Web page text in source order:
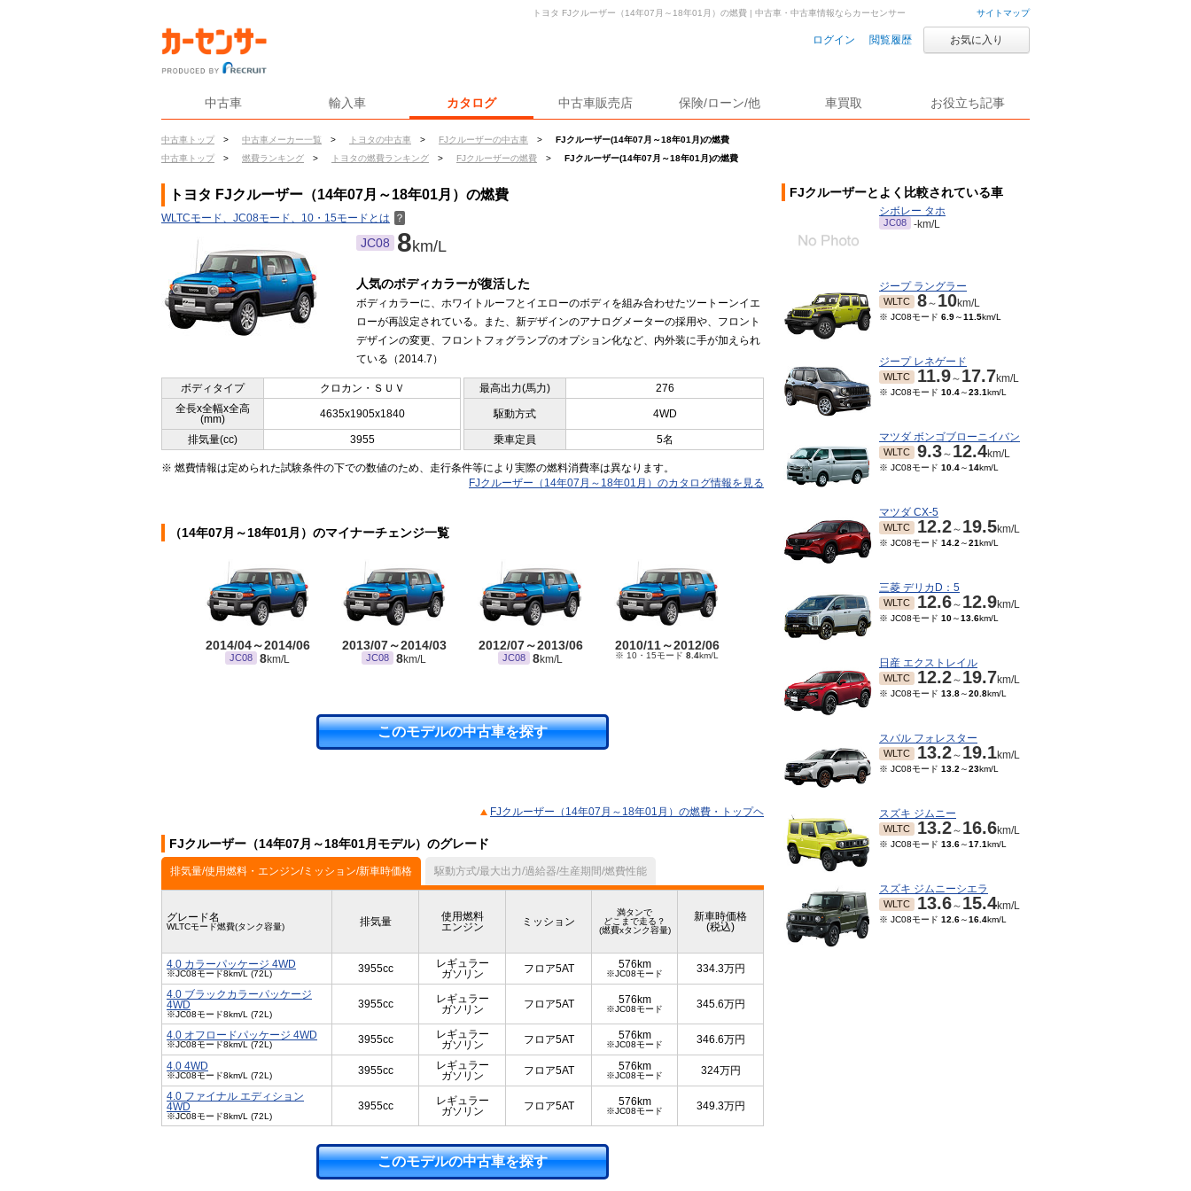
サイトマップ
ログイン 閲覧履歴 お気に入り
中古車 輸入車 カタログ 中古車販売店 保険/ローン/他 車買取 お役立ち記事
中古車トップ > 中古車メーカー一覧 > トヨタの中古車 > FJクルーザーの中古車 >
FJクルーザー(14年07月～18年01月)の燃費
中古車トップ
> 燃費ランキング > トヨタの燃費ランキング > FJクルーザーの燃費 > FJクルーザー(14年07月～18年01月)の燃費
トヨタ FJクルーザー（14年07月～18年01月）の燃費 | 中古車・中古車情報ならカーセンサー
トヨタ FJクルーザー（14年07月～18年01月）の燃費
WLTCモード、JC08モード、10・15モードとは ？
JC08 8km/L
人気のボディカラーが復活した
ボディカラーに、ホワイトルーフとイエローのボディを組み合わせたツートーンイエ
ローが再設定されている。また、新デザインのアナログメーターの採用や、フロント
デザインの変更、フロントフォグランプのオプション化など、内外装に手が加えられ
ている（2014.7）
ボディタイプ クロカン・ＳＵＶ 最高出力(馬力)
276
全長x全幅x全高
(mm)
4635x1905x1840 駆動方式 4WD
排気量(cc) 3955 乗車定員 5名
※ 燃費情報は定められた試験条件の下での数値のため、走行条件等により実際の燃料消費率は異なります。
FJクルーザー（14年07月～18年01月）のカタログ情報を見る
（14年07月～18年01月）のマイナーチェンジ一覧
2014/04～2014/06
JC08 8km/L
2013/07～2014/03
JC08 8km/L
2012/07～2013/06
JC08 8km/L
2010/11～2012/06
※ 10・15モード 8.4km/L
このモデルの中古車を探す
FJクルーザー（14年07月～18年01月）の燃費・トップヘ
FJクルーザー（14年07月～18年01月モデル）のグレード
排気量/使用燃料・エンジン/ミッション/新車時価格 駆動方式/最大出力/過給器/生産期間/燃費性能
グレード名
WLTCモード燃費(タンク容量) 排気量
使用燃料
エンジン
ミッション
満タンで
どこまで走る？
(燃費xタンク容量)
新車時価格
(税込)
4.0 カラーパッケージ 4WD
※JC08モード8km/L (72L) 3955cc
レギュラー
ガソリン
フロア5AT 576km
※JC08モード 334.3万円
4.0 ブラックカラーパッケージ
4WD
※JC08モード8km/L (72L)
3955cc
レギュラー
ガソリン
フロア5AT 576km
※JC08モード 345.6万円
4.0 オフロードパッケージ 4WD
※JC08モード8km/L (72L) 3955cc
レギュラー
ガソリン
フロア5AT 576km
※JC08モード 346.6万円
4.0 4WD
※JC08モード8km/L (72L) 3955cc
レギュラー
ガソリン
フロア5AT 576km
※JC08モード 324万円
4.0 ファイナル エディション
4WD
※JC08モード8km/L (72L)
3955cc
レギュラー
ガソリン
フロア5AT 576km
※JC08モード 349.3万円
このモデルの中古車を探す
FJクルーザーとよく比較されている車
シボレー タホ
JC08 -km/L
ジープ ラングラー
WLTC 8～ 10km/L
※ JC08モード 6.9～11.5km/L
ジープ レネゲード
WLTC 11.9～ 17.7km/L
※ JC08モード 10.4～23.1km/L
マツダ ボンゴブローニイバン
WLTC 9.3～ 12.4km/L
※ JC08モード 10.4～14km/L
マツダ CX-5
WLTC 12.2～ 19.5km/L
※ JC08モード 14.2 ～21km/L
三菱 デリカD：5
WLTC 12.6～ 12.9km/L
※ JC08モード 10～13.6km/L
日産 エクストレイル
WLTC 12.2～ 19.7km/L
※ JC08モード 13.8～20.8km/L
スバル フォレスター
WLTC 13.2～ 19.1km/L
※ JC08モード 13.2 ～23km/L
スズキ ジムニー
WLTC 13.2～ 16.6km/L
※ JC08モード 13.6～17.1km/L
スズキ ジムニーシエラ
WLTC 13.6～ 15.4km/L
※ JC08モード 12.6～16.4km/L